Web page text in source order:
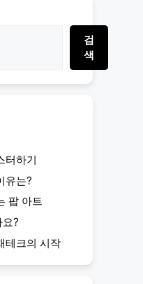
검
색
터하기
유는?
팝 아트
?
테크의 시작